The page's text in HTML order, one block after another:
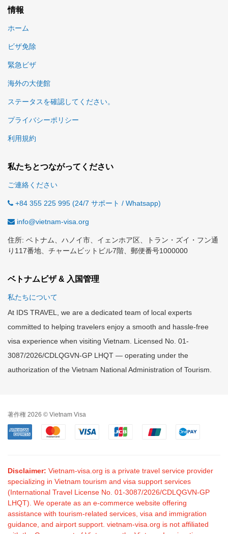
情報
ホーム
ビザ免除
緊急ビザ
海外の大使館
ステータスを確認してください。
プライバシーポリシー
利用規約
私たちとつながってください
ご連絡ください
+84 355 225 995 (24/7 サポート / Whatsapp)
info@vietnam-visa.org
住所: ベトナム、ハノイ市、イェンホア区、トラン・ズイ・フン通
り117番地、チャームビットビル7階、郵便番号1000000
ベトナムビザ & 入国管理
私たちについて
At IDS TRAVEL, we are a dedicated team of local experts
committed to helping travelers enjoy a smooth and hassle-free
visa experience when visiting Vietnam. Licensed No. 01-
3087/2026/CDLQGVN-GP LHQT — operating under the
authorization of the Vietnam National Administration of Tourism.
著作権 2026 © Vietnam Visa
Disclaimer: Vietnam-visa.org is a private travel service provider
specializing in Vietnam tourism and visa support services
(International Travel License No. 01-3087/2026/CDLQGVN-GP
LHQT). We operate as an e-commerce website offering
assistance with tourism-related services, visa and immigration
guidance, and airport support. vietnam-visa.org is not affiliated